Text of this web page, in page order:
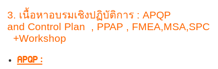
3. เนื้อหาอบรมเชิงปฏิบัติการ : APQP
and Control Plan , PPAP , FMEA,MSA,SPC
+Workshop
APQP :